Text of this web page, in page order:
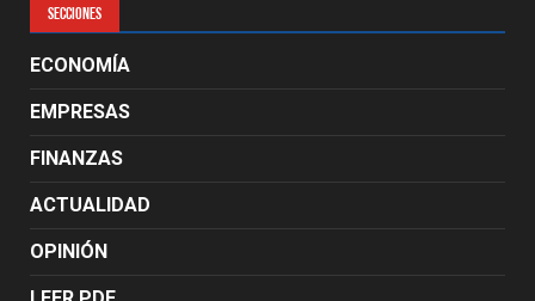
SECCIONES
ECONOMÍA
EMPRESAS
FINANZAS
ACTUALIDAD
OPINIÓN